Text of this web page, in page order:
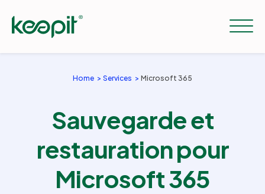
Home Services Microsoft 365
Sauvegarde et
restauration pour
Microsoft 365